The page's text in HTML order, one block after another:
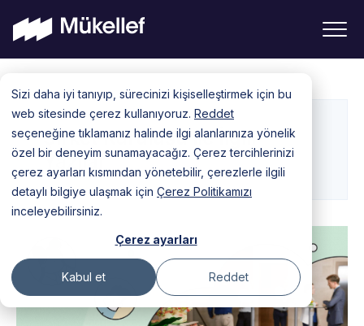
Sizi daha iyi tanıyıp, sürecinizi kişiselleştirmek için bu
web sitesinde çerez kullanıyoruz. Reddet
seçeneğine tıklamanız halinde ilgi alanlarınıza yönelik
özel bir deneyim sunamayacağız. Çerez tercihlerinizi
çerez ayarları kısmından yönetebilir, çerezlerle ilgili
detaylı bilgiye ulaşmak için Çerez Politikamızı
inceleyebilirsiniz.
Çerez ayarları
Kabul et Reddet
contentŞirket Kuruluşu ile İlgili
Yazılar